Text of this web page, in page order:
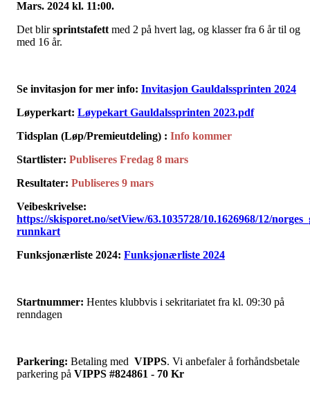
Mars. 2024 kl. 11:00.
Det blirsprintstafettmed 2 på hvert lag, og klasser fra 6 år til og
med 16 år.
Se invitasjon for mer info: Invitasjon Gauldalssprinten 2024
Løyperkart: Løypekart Gauldalssprinten 2023.pdf
Tidsplan (Løp/Premieutdeling) : Info kommer
Startlister: Publiseres Fredag 8 mars
Resultater: Publiseres 9 mars
Veibeskrivelse:
https://skisporet.no/setView/63.1035728/10.1626968/12/
runnkart
Funksjonærliste 2024: Funksjonærliste 2024
Startnummer: Hentes klubbvis i sekritariatet fra kl. 09:30 på
renndagen
Parkering: Betaling med VIPPS. Vi anbefaler å forhåndsbetale
parkering på VIPPS #824861 - 70 Kr